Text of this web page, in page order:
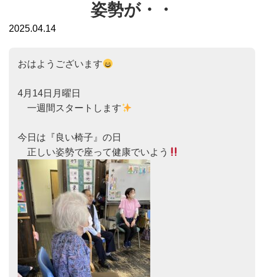
姿勢が・・
2025.04.14
おはようございます
4月14日月曜日
一週間スタートします
今日は『良い椅子』の日
正しい姿勢で座って健康でいよう